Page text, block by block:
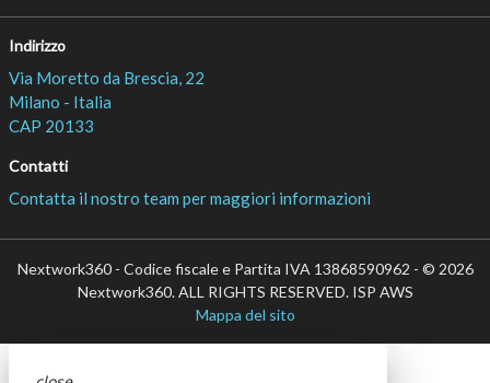
Indirizzo
Via Moretto da Brescia, 22
Milano - Italia
CAP 20133
Contatti
Contatta il nostro team per maggiori informazioni
Nextwork360 - Codice fiscale e Partita IVA 13868590962 - © 2026
Nextwork360. ALL RIGHTS RESERVED. ISP AWS
Mappa del sito